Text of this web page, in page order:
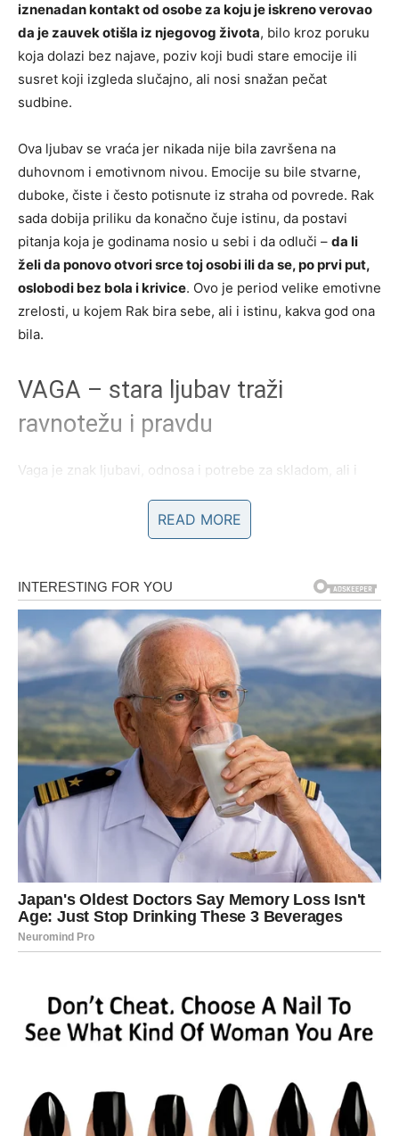
iznenadan kontakt od osobe za koju je iskreno verovao
da je zauvek otišla iz njegovog života, bilo kroz poruku
koja dolazi bez najave, poziv koji budi stare emocije ili
susret koji izgleda slučajno, ali nosi snažan pečat
sudbine.
Ova ljubav se vraća jer nikada nije bila završena na
duhovnom i emotivnom nivou. Emocije su bile stvarne,
duboke, čiste i često potisnute iz straha od povrede. Rak
sada dobija priliku da konačno čuje istinu, da postavi
pitanja koja je godinama nosio u sebi i da odluči – da li
želi da ponovo otvori srce toj osobi ili da se, po prvi put,
oslobodi bez bola i krivice. Ovo je period velike emotivne
zrelosti, u kojem Rak bira sebe, ali i istinu, kakva god ona
bila.
VAGA – stara ljubav traži
ravnotežu i pravdu
Vaga je znak ljubavi, odnosa i potrebe za skladom, ali i
se balans sam od sebe uspostaviti. Prošla ljubav koja se
sada vraća u život Vage nosi sa sobom
nešto nije bilo pravedno završeno
. Ta osoba se vraća jer
je tek s vremenom shvatila vrednost Njene ljubavi,
podrške i strpljenja.
Međutim, Vaga više nije ista kao nekada. Ona je sada
emotivno zrelija, svesnija svojih granica i mnogo sigurnija
u ono što zaslužuje. Povratak ove ljubavi može doneti
potpuno novi početak
, ali samo pod uslovom da su obe
strane spremne na iskrenost, odgovornost i ravnotežu.
Ako se stare greške ponove, Vaga neće oklevati da
izabere sebe, jer je konačno naučila da ljubav ne sme biti
borba. Upravo u toj odluci leži njena najveća snaga i
pobeda.
ŠKORPIJA – karmička veza se
ponovo aktivira
Kod Škorpije ništa nije površno, a najmanje ljubav. Kada
se prošla ljubav vraća u njen život, to gotovo uvek znači
da je reč o karmičkoj vezi koja nije do kraja razrešena ,
povezanost i lekcije koje se ne mogu izbeći. U ovom
periodu, Škorpija može osetiti snažan povratak emocija,
READ MORE